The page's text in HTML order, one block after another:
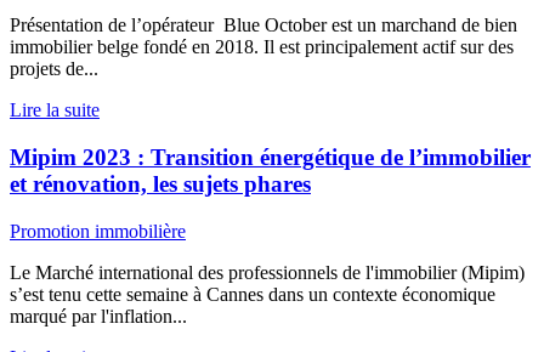
Présentation de l’opérateur Blue October est un marchand de bien
immobilier belge fondé en 2018. Il est principalement actif sur des
projets de...
Lire la suite
Mipim 2023 : Transition énergétique de l’immobilier
et rénovation, les sujets phares
Promotion immobilière
Le Marché international des professionnels de l'immobilier (Mipim)
s’est tenu cette semaine à Cannes dans un contexte économique
marqué par l'inflation...